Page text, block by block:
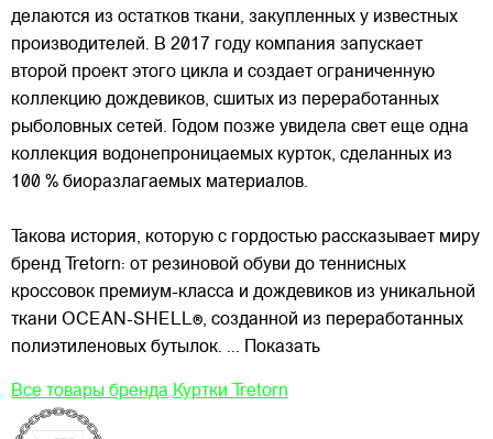
делаются из остатков ткани, закупленных у известных
производителей. В 2017 году компания запускает
второй проект этого цикла и создает ограниченную
коллекцию дождевиков, сшитых из переработанных
рыболовных сетей. Годом позже увидела свет еще одна
коллекция водонепроницаемых курток, сделанных из
100 % биоразлагаемых материалов.
Такова история, которую с гордостью рассказывает миру
бренд Tretorn: от резиновой обуви до теннисных
кроссовок премиум-класса и дождевиков из уникальной
ткани OCEAN-SHELL®, созданной из переработанных
полиэтиленовых бутылок. ... Показать
Все товары бренда Куртки Tretorn